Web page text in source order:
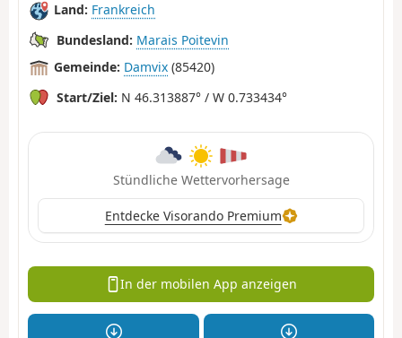
Land: Frankreich
Bundesland: Marais Poitevin
Gemeinde: Damvix (85420)
Start/Ziel: N 46.313887° / W 0.733434°
Stündliche Wettervorhersage
Entdecke Visorando Premium
In der mobilen App anzeigen